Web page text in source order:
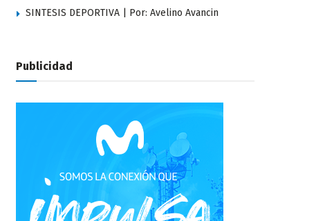
SINTESIS DEPORTIVA | Por: Avelino Avancin
Publicidad